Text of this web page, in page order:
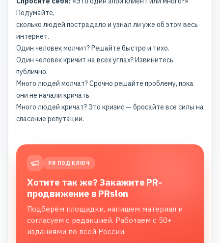
Подумайте,
сколько людей пострадало и узнал ли уже об этом весь
интернет.
Один человек молчит? Решайте быстро и тихо.
Один человек кричит на всех углах? Извинитесь
публично.
Много людей молчат? Срочно решайте проблему, пока
они не начали кричать.
Много людей кричат? Это кризис — бросайте все силы на
спасение репутации.
PR ПОД КЛЮЧ
Хотите так же? Закажите PR-
продвижение в PRslon
Подберём площадки, напишем материал и
согласуем с редакцией. Работаем с 50+
изданиями по всей России.